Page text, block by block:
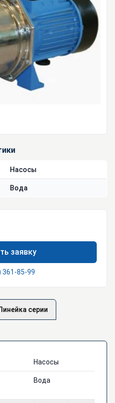
Насосы
Вода
заявку
361-85-99
серии
Насосы
Вода